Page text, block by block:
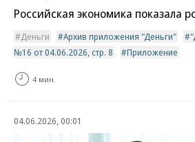
Российская экономика показала
Деньги Архив приложения "Деньги"
№16 от 04.06.2026, стр. 8
Приложение
4 мин.
04.06.2026, 00:01